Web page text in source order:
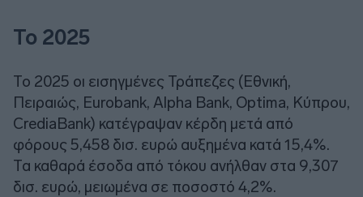
Το 2025
Το 2025 οι εισηγμένες Τράπεζες (Εθνική,
Πειραιώς, Eurobank, Alpha Bank, Optima, Κύπρου,
CrediaBank) κατέγραψαν κέρδη μετά από
φόρους 5,458 δισ. ευρώ αυξημένα κατά 15,4%.
Τα καθαρά έσοδα από τόκου ανήλθαν στα 9,307
δισ. ευρώ, μειωμένα σε ποσοστό 4,2%.